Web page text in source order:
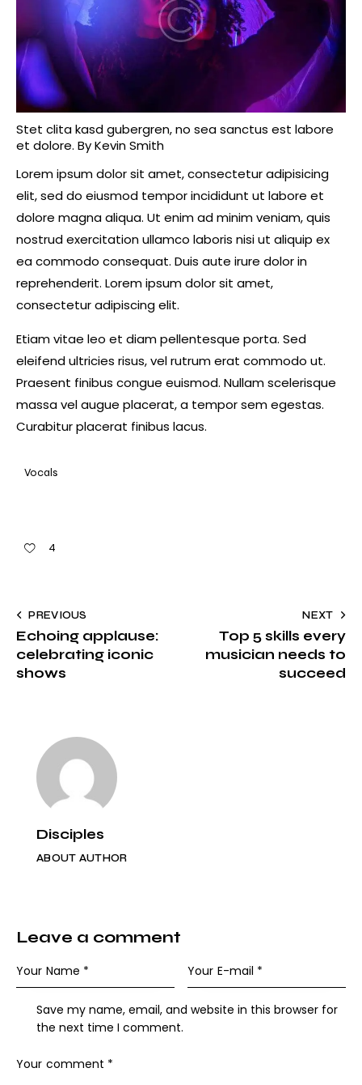
Stet clita kasd gubergren, no sea sanctus est labore
et dolore. ByKevin Smith
Lorem ipsum dolor sit amet, consectetur adipisicing
elit, sed do eiusmod tempor incididunt ut labore et
dolore magna aliqua. Ut enim ad minim veniam, quis
nostrud exercitation ullamco laboris nisi ut aliquip ex
ea commodo consequat. Duis aute irure dolor in
reprehenderit. Lorem ipsum dolor sit amet,
consectetur adipiscing elit.
Etiam vitae leo et diam pellentesque porta. Sed
eleifend ultricies risus, vel rutrum erat commodo ut.
Praesent finibus congue euismod. Nullam scelerisque
massa vel augue placerat, a tempor sem egestas.
Curabitur placerat finibus lacus.
Vocals
4
PREVIOUS
Echoing applause:
celebrating iconic
shows
NEXT
Top 5 skills every
musician needs to
succeed
Disciples
ABOUT AUTHOR
Leave a comment
Save my name, email, and website in this browser for
the next time I comment.